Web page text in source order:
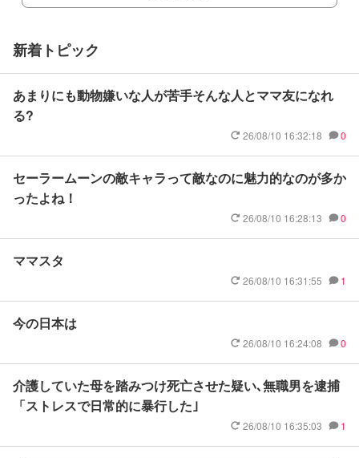
新着トピック
あまりにも動物嫌いな人が苦手そんな人とママ友になれ
る?
26/08/10 16:32:18 0
セーラームーンの敵キャラって敵なのに魅力的なのが多か
ったよね！
26/08/10 16:28:13 0
ママスタ
26/08/10 16:31:55 1
今の日本は
26/08/10 16:24:08 0
介護していた母を踏みつけ死亡させた疑い､無職男を逮捕
「ストレスで日常的に暴行した｣
26/08/10 16:35:03 1